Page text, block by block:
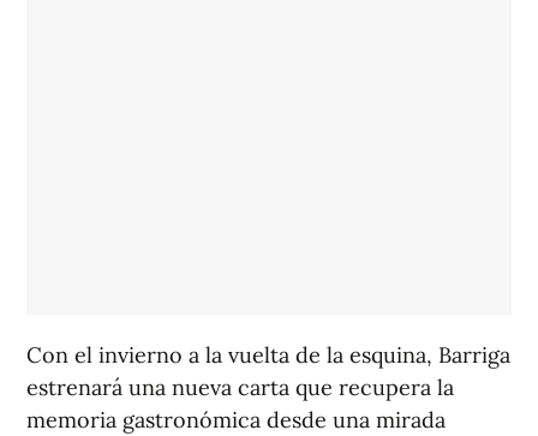
Con el invierno a la vuelta de la esquina, Barriga
estrenará una nueva carta que recupera la
memoria gastronómica desde una mirada